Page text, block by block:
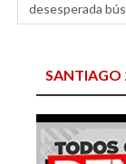
desesperada
SANTIAGO